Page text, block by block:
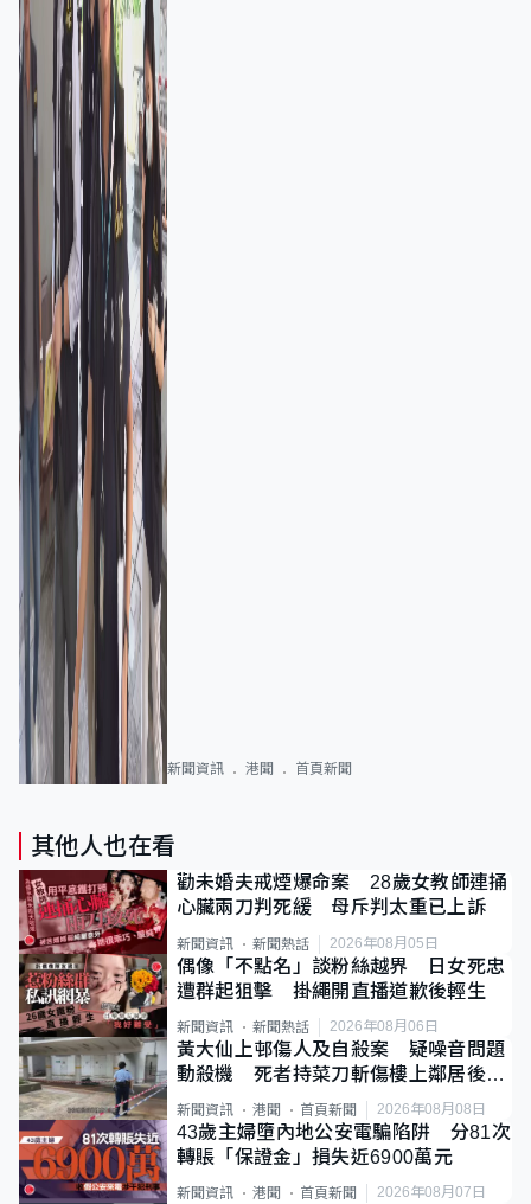
新聞資訊 港聞 首頁新聞
其他人也在看
勸未婚夫戒煙爆命案 28歲女教師連捅
心臟兩刀判死緩 母斥判太重已上訴
新聞資訊 新聞熱話 2026年08月05日
偶像「不點名」談粉絲越界 日女死忠
遭群起狙擊 掛繩開直播道歉後輕生
新聞資訊 新聞熱話 2026年08月06日
黃大仙上邨傷人及自殺案 疑噪音問題
動殺機 死者持菜刀斬傷樓上鄰居後墮
斃
新聞資訊 港聞 首頁新聞 2026年08月08日
43歲主婦墮內地公安電騙陷阱 分81次
轉賬「保證金」損失近6900萬元
新聞資訊 港聞 首頁新聞 2026年08月07日